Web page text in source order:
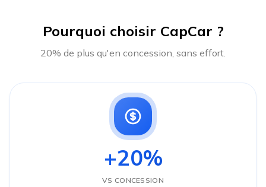
Pourquoi choisir CapCar ?
20% de plus qu'en concession, sans effort.
+20%
VS CONCESSION